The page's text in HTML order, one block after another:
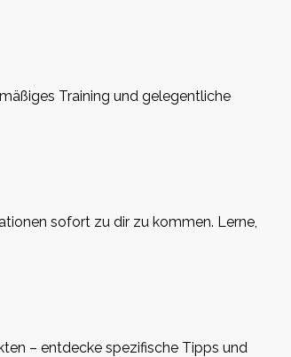
Training und gelegentliche
sofort zu dir zu kommen. Lerne,
– entdecke spezifische Tipps und